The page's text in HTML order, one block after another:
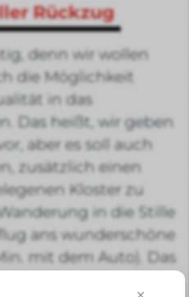
Rückzug
denn wir wollen
die Möglichkeit
in das
Das heißt, wir geben
aber es soll auch
zusätzlich einen
Kloster zu
in die Stille
ans wunderschöne
mit dem Auto). Das
jeden genügend